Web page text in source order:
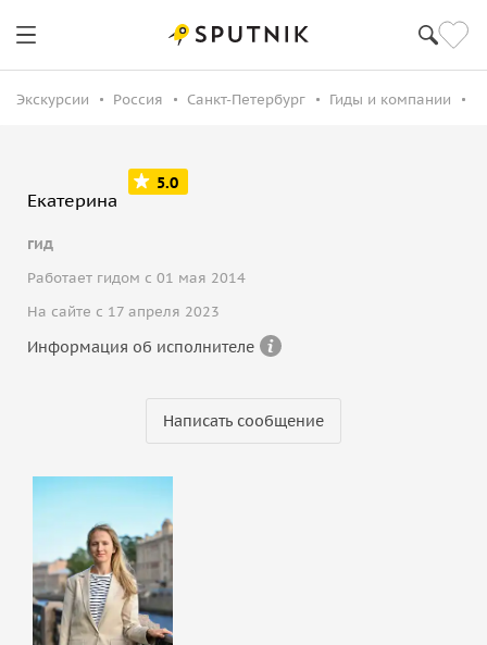
Экскурсии Россия Санкт-Петербург Гиды и компании
Екатерина
5.0
гид
Работает гидом с 01 мая 2014
На сайте с 17 апреля 2023
Информация об исполнителе
Написать сообщение